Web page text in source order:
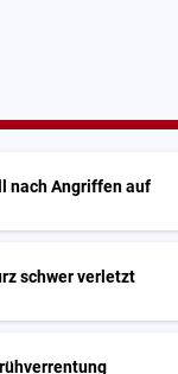
nach Angriffen auf
schwer verletzt